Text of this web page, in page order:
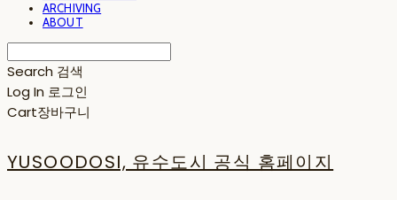
ARCHIVING
ABOUT
Search 검색
Log In 로그인
Cart장바구니
YUSOODOSI, 유수도시 공식 홈페이지